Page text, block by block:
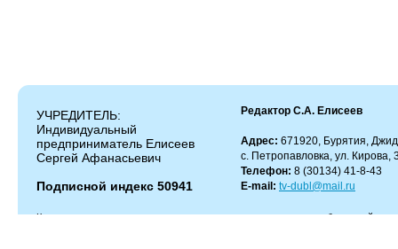
УЧРЕДИТЕЛЬ:
Индивидуальный
предприниматель Елисеев
Сергей Афанасьевич
Подписной индекс 50941
Редактор С.А. Елисеев
Адрес: 671920, Бурятия,
с. Петропавловка, ул. Кирова,
Телефон: 8 (30134) 41-8-43
E-mail: tv-dubl@mail.ru
Копирование и цитирование материалов разрешено только с работающей